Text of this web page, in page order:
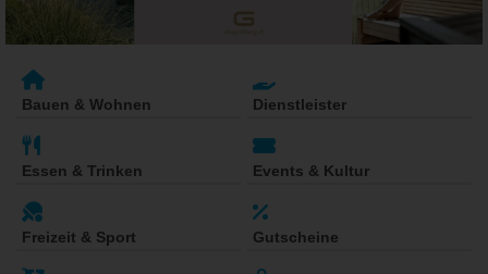
Bauen & Wohnen Dienstleister
Essen & Trinken Events & Kultur
Freizeit & Sport Gutscheine